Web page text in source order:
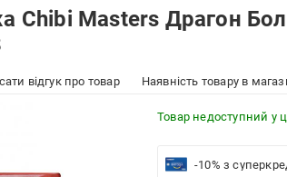
Chibi Masters Драгон
відгук про товар Наявність товару в
Товар недоступний у
-10% з